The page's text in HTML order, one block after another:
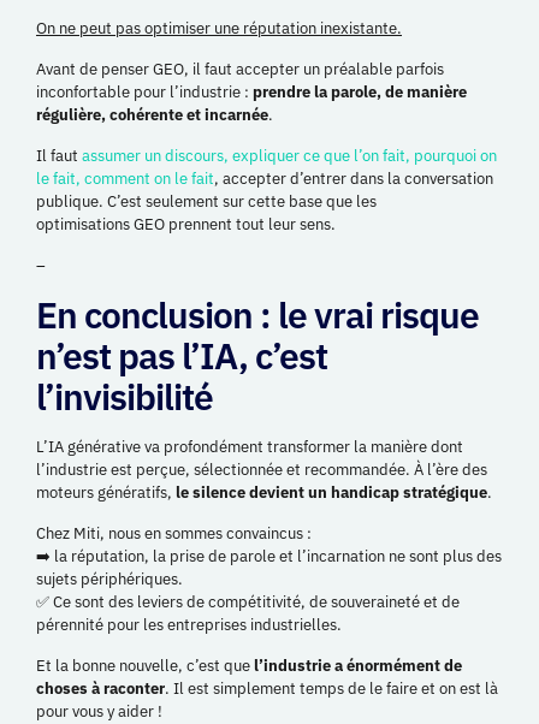
On ne peut pas optimiser une réputation inexistante.
Avant de penserGEO, il faut accepter un préalable parfois
inconfortable pour l’industrie : prendre la parole, de manière
régulière, cohérente et incarnée.
Il faut assumer un discours, expliquer ce que l’on fait, pourquoi on
le fait, comment on le fait, accepter d’entrer dans la conversation
publique. C’est seulement sur cette base que les
optimisationsGEO prennent tout leur sens.
–
En conclusion : le vrai risque
n’est pas l’IA, c’est
l’invisibilité
L’IA générative va profondément transformer la manière dont
l’industrie est perçue, sélectionnée et recommandée. À l’ère des
moteurs génératifs, le silence devient un handicap stratégique.
Chez Miti, nous en sommes convaincus :
➡️ la réputation, la prise de parole et l’incarnation ne sont plus des
sujets périphériques.
✅ Ce sont des leviers de compétitivité, de souveraineté et de
pérennité pour les entreprises industrielles.
Et la bonne nouvelle, c’est quel’industrie a énormément de
choses à raconter. Il est simplement temps de le faire et on est là
pour vous y aider !